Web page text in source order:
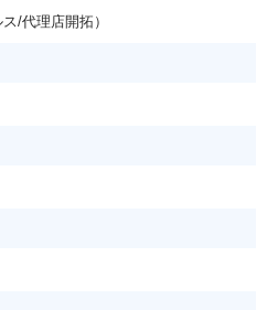
/代理店開拓）